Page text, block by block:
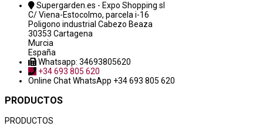
Supergarden.es - Expo Shopping sl
C/ Viena-Estocolmo, parcela i-16
Poligono industrial Cabezo Beaza
30353 Cartagena
Murcia
España
Whatsapp: 34693805620
+34 693 805 620
Online ChatWhatsApp +34 693 805 620
PRODUCTOS
PRODUCTOS